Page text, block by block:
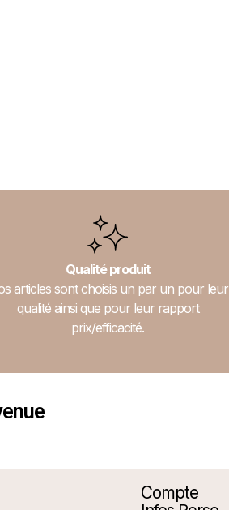
Qualité produit
articles sont choisis un par un pour leur
qualité ainsi que pour leur rapport
prix/efficacité.
Compte